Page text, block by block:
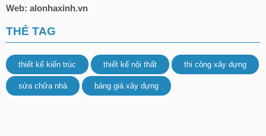
Web: alonhaxinh.vn
THẺ TAG
thiết kế kiến trúc thiết kế nội thất thi công xây dựng
sửa chữa nhà bảng giá xây dựng